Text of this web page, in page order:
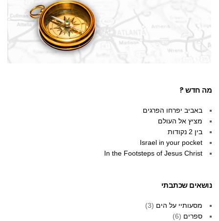
מה חדש ?
באביב יפרחו הפרגים
מציץ אל העולם
בין 2 נקודות
Israel in your pocket
In the Footsteps of Jesus Christ
נושאים שכתבתי
מסעותיי על הים (3)
ספרים (6)